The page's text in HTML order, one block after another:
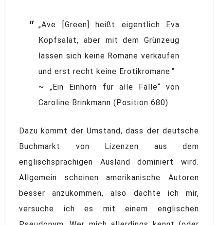
„Ave [Green] heißt eigentlich Eva
Kopfsalat, aber mit dem Grünzeug
lassen sich keine Romane verkaufen
und erst recht keine Erotikromane.“
~ „Ein Einhorn für alle Fälle“ von
Caroline Brinkmann (Position 680)
Dazu kommt der Umstand, dass der deutsche
Buchmarkt von Lizenzen aus dem
englischsprachigen Ausland dominiert wird.
Allgemein scheinen amerikanische Autoren
besser anzukommen, also dachte ich mir,
versuche ich es mit einem englischen